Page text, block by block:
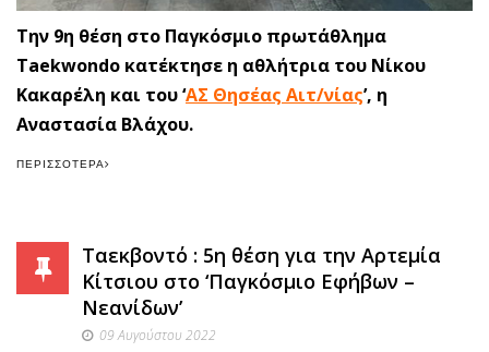
Την 9η θέση στο Παγκόσμιο πρωτάθλημα
Taekwondo κατέκτησε η αθλήτρια του Νίκου
Κακαρέλη και του ‘ΑΣ Θησέας Αιτ/νίας’, η
Αναστασία Βλάχου.
ΠΕΡΙΣΣΌΤΕΡΑ
Ταεκβοντό : 5η θέση για την Αρτεμία
Κίτσιου στο ‘Παγκόσμιο Εφήβων –
Νεανίδων’
09 Αυγούστου 2022